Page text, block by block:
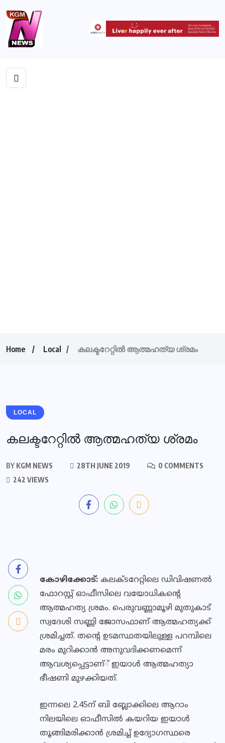
Home Local കലക്ടറേറ്റില്‍ ആത്മഹത്യ ശ്രമം
LOCAL
കലക്ടറേറ്റില്‍ ആത്മഹത്യ ശ്രമം
BY KGM NEWS 28TH JUNE 2019
0 COMMENTS
242 VIEWS
കോഴിക്കോട്: കലക്ടറേറ്റിലെ ഡിവിഷണല്‍
ഫോറസ്റ്റ് ഓഫീസിലെ വയോധികന്റെ
ആത്മഹത്യ ശ്രമം. പെരുവണ്ണാമൂഴി മുതുകാട്
സ്വദേശി സണ്ണി ജോസഫാണ് ആത്മഹത്യക്ക്
ശ്രമിച്ചത്. തന്റെ ഉടമസ്ഥതയിലുള്ള പറമ്പിലെ
മരം മുറിക്കാന്‍ അനുവദിക്കണമെന്ന്
ആവശ്യപ്പെട്ടാണ്് ഇയാള്‍ ആത്മഹത്യാ
ഭീഷണി മുഴക്കിയത്.
ഇന്നലെ 2.45ന് ബി ബ്ലോക്കിലെ ആറാം
നിലയിലെ ഓഫീസില്‍ കയറിയ ഇയാള്‍
തൂങ്ങിമരിക്കാന്‍ ശ്രമിച്ച് ഉദ്യോഗസ്ഥരെ